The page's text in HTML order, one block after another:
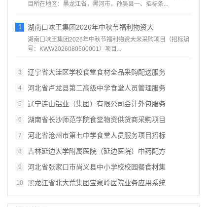
目所在地区：黑龙江省，黑河市，孙吴县一、招标条...
1 湖南口味王集团2026年中秋节福利物资大
湖南口味王集团2026年中秋节福利物资大米采购项目（招标编
号：KWW2026080500001）项目...
3 辽宁省大洼区学校食堂食材全品采购配送服务
4 河北省卢龙县第二高级中学食堂人员管理服务
5 辽宁连山铝业（集团）有限公司会计外包服务
6 湖南省长沙师范学院食堂物资供货商采购项目
7 河北省沧州市第七中学食堂人员服务项目招标
8 吉林延边大学附属医院（延边医院）中药配方
9 河北省张家口市尚义县中小学校校园餐食材集
10 黑龙江省北大荒集团宝泉岭医院业务应用系统